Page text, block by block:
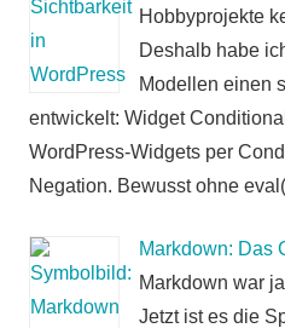
Hobbyprojekte
Deshalb habe
Modellen einen
entwickelt: Widget
WordPress-Widgets per
Negation. Bewusst ohne
Markdown: Das
Markdown war
Jetzt ist es die